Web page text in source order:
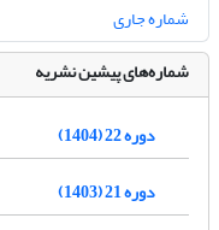
شماره جاری
شماره‌های پیشین نشریه
دوره 22 (1404)
دوره 21 (1403)